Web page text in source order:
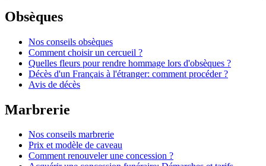
Obsèques
Nos conseils obsèques
Comment choisir un cercueil ?
Quelles fleurs pour rendre hommage lors d'obsèques ?
Décès d'un Français à l'étranger: comment procéder ?
Avis de décès
Marbrerie
Nos conseils marbrerie
Prix et modèle de caveau
Comment renouveler une concession ?